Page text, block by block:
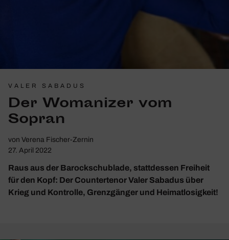
VALER SABADUS
Der Woma­nizer vom
Sopran
von Verena Fischer-Zernin
27. April 2022
Raus aus der Barockschublade, stattdessen Freiheit
für den Kopf: Der Countertenor Valer Sabadus über
Krieg und Kontrolle, Grenzgänger und Heimatlosigkeit!